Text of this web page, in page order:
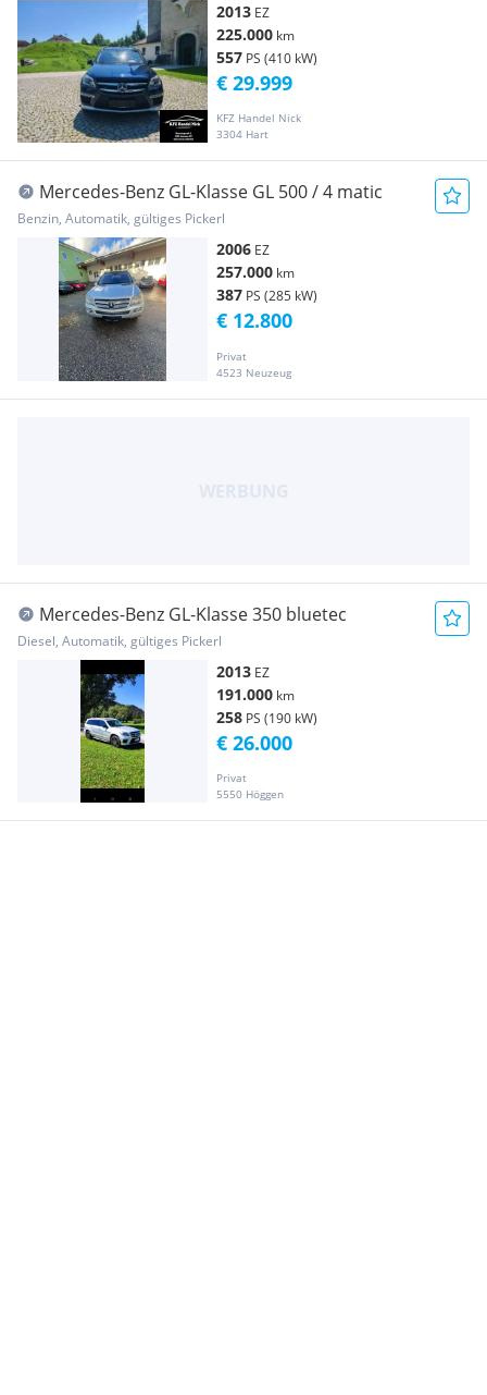
2013 EZ
225.000 km
557 PS (410 kW)
KFZ Handel Nick
3304 Hart
€ 29.999
Mercedes-Benz GL-Klasse GL 500 / 4 matic
Benzin, Automatik, gültiges Pickerl
2006 EZ
257.000 km
387 PS (285 kW)
Privat
4523 Neuzeug
€ 12.800
Mercedes-Benz GL-Klasse 350 bluetec
Diesel, Automatik, gültiges Pickerl
2013 EZ
191.000 km
258 PS (190 kW)
Privat
5550 Höggen
€ 26.000